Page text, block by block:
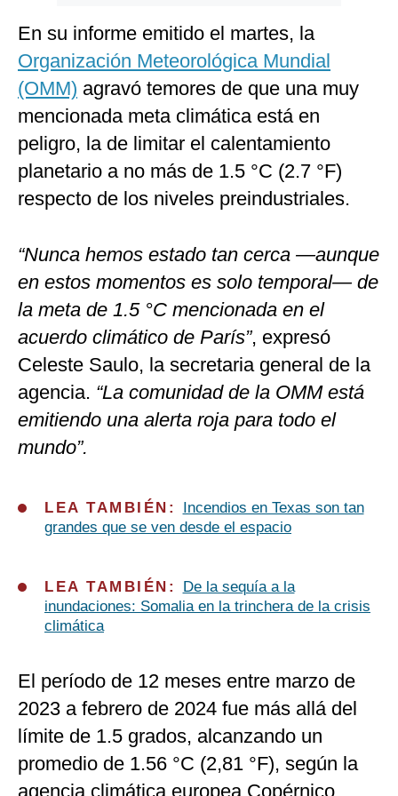
En su informe emitido el martes, la
Organización Meteorológica Mundial
(OMM) agravó temores de que una muy
mencionada meta climática está en
peligro, la de limitar el calentamiento
planetario a no más de 1.5 °C (2.7 °F)
respecto de los niveles preindustriales.
“Nunca hemos estado tan cerca —aunque
en estos momentos es solo temporal— de
la meta de 1.5 °C mencionada en el
acuerdo climático de París”, expresó
Celeste Saulo, la secretaria general de la
agencia. “La comunidad de la OMM está
emitiendo una alerta roja para todo el
mundo”.
LEA TAMBIÉN:
Incendios en Texas son tan
grandes que se ven desde el espacio
LEA TAMBIÉN:
De la sequía a la
inundaciones: Somalia en la trinchera de la crisis
climática
El período de 12 meses entre marzo de
2023 a febrero de 2024 fue más allá del
límite de 1.5 grados, alcanzando un
promedio de 1.56 °C (2,81 °F), según la
agencia climática europea Copérnico.